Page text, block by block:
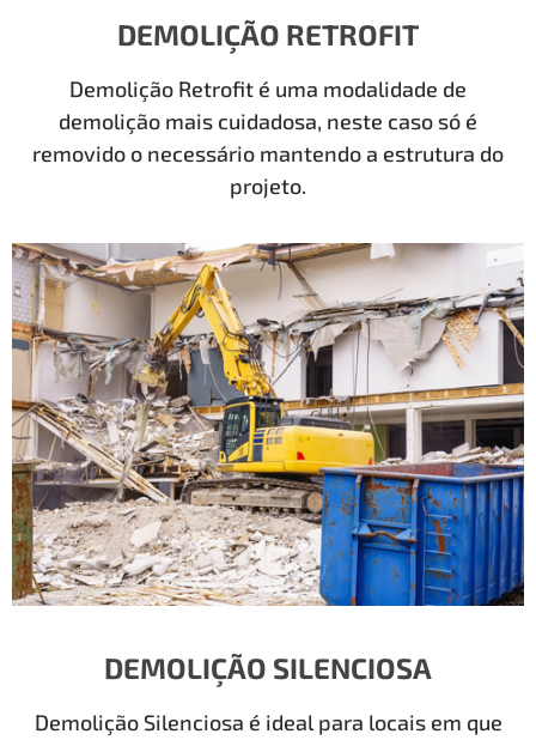
DEMOLIÇÃO RETROFIT
Demolição Retrofit é uma modalidade de
demolição mais cuidadosa, neste caso só é
removido o necessário mantendo a estrutura do
projeto.
DEMOLIÇÃO SILENCIOSA
Demolição Silenciosa é ideal para locais em que